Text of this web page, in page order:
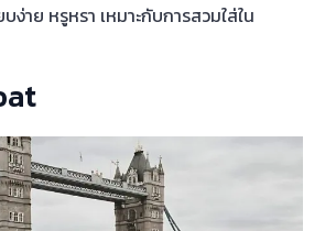
ง่าย หรูหรา เหมาะกับการสวมใส่ใน